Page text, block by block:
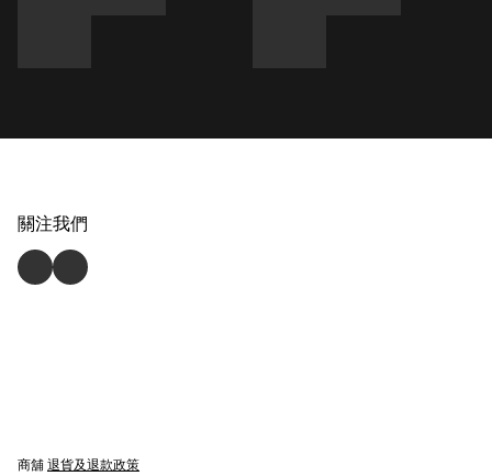
關注我們
商舖退貨及退款政策